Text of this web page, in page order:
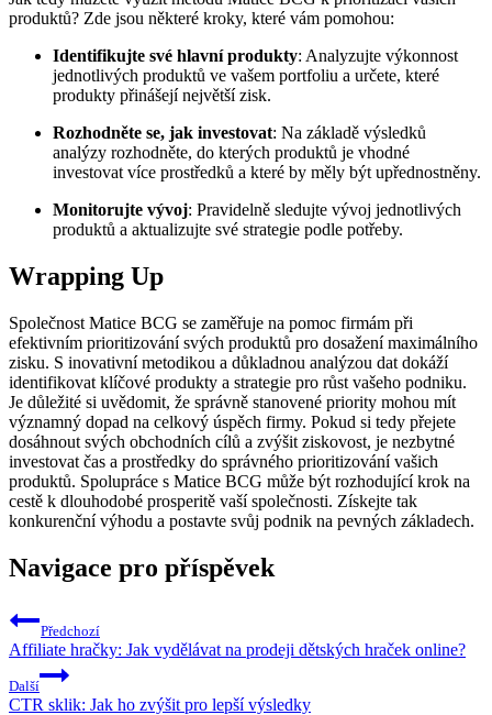
produktů? Zde jsou některé kroky, které vám pomohou:
Identifikujte své hlavní produkty: Analyzujte výkonnost
jednotlivých produktů ve vašem portfoliu a určete, které
produkty přinášejí největší zisk.
Rozhodněte se, jak investovat: Na základě výsledků
analýzy rozhodněte, do kterých produktů je vhodné
investovat více prostředků a které by měly být upřednostněny.
Monitorujte vývoj: Pravidelně sledujte vývoj jednotlivých
produktů a aktualizujte své strategie podle potřeby.
Wrapping Up
Společnost Matice BCG se zaměřuje na pomoc firmám při
efektivním prioritizování svých produktů pro dosažení maximálního
zisku. S inovativní metodikou a důkladnou analýzou dat dokáží
identifikovat klíčové produkty a strategie pro růst vašeho podniku.
Je důležité si uvědomit, že správně stanovené priority mohou mít
významný dopad na celkový úspěch firmy. Pokud si tedy přejete
dosáhnout svých obchodních cílů a zvýšit ziskovost, je nezbytné
investovat čas a prostředky do správného prioritizování vašich
produktů. Spolupráce s Matice BCG může být rozhodující krok na
cestě k dlouhodobé prosperitě vaší společnosti. Získejte tak
konkurenční výhodu a postavte svůj podnik na pevných základech.
Navigace pro příspěvek
Předchozí
Affiliate hračky: Jak vydělávat na prodeji dětských hraček online?
Další
CTR sklik: Jak ho zvýšit pro lepší výsledky